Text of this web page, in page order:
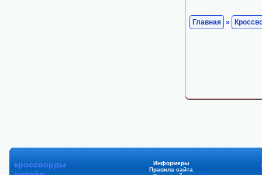
Главная »
кроссворды
Информеры
Правила сайта